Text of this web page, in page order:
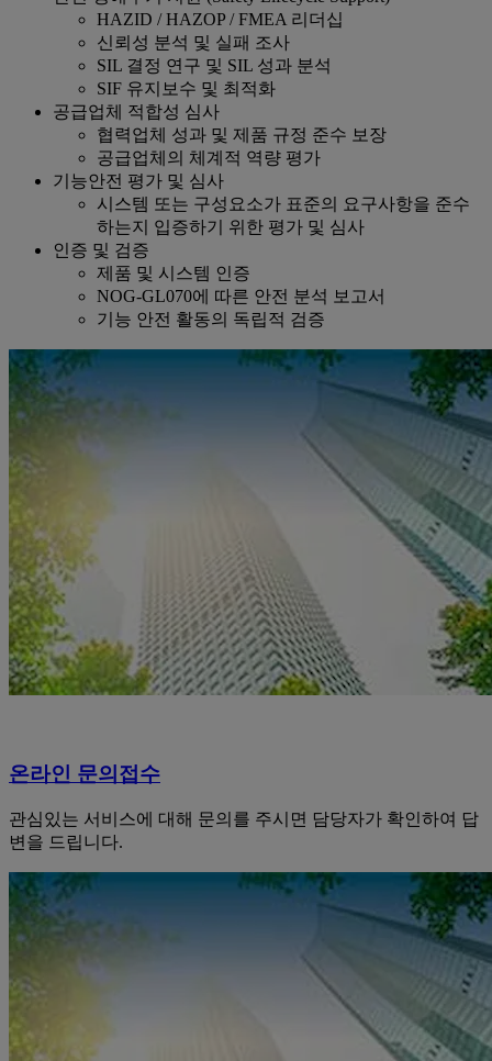
HAZID / HAZOP / FMEA 리더십
신뢰성 분석 및 실패 조사
SIL 결정 연구 및 SIL 성과 분석
SIF 유지보수 및 최적화
공급업체 적합성 심사
협력업체 성과 및 제품 규정 준수 보장
공급업체의 체계적 역량 평가
기능안전 평가 및 심사
시스템 또는 구성요소가 표준의 요구사항을 준수
하는지 입증하기 위한 평가 및 심사
인증 및 검증
제품 및 시스템 인증
NOG-GL070에 따른 안전 분석 보고서
기능 안전 활동의 독립적 검증
온라인 문의접수
관심있는 서비스에 대해 문의를 주시면 담당자가 확인하여 답
변을 드립니다.